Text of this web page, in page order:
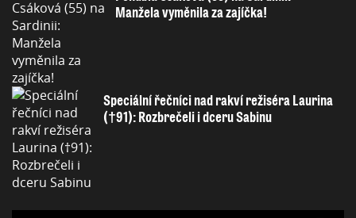
Manžela vyměnila za zajíčka!
Speciální řečníci nad rakví režiséra Laurina
(†91): Rozbrečeli i dceru Sabinu